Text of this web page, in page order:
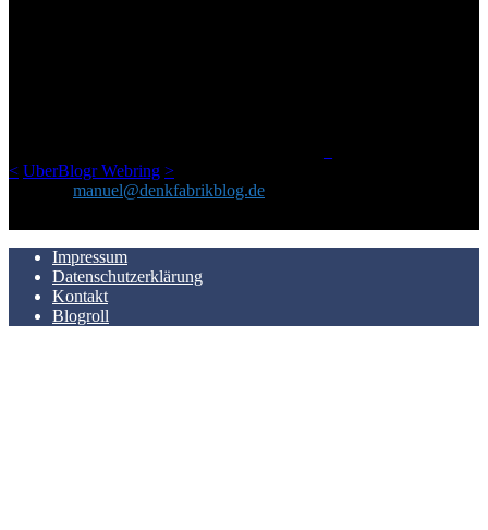
< UberBlogr Webring >
manuel@denkfabrikblog.de
Impressum
Datenschutzerklärung
Kontakt
Blogroll